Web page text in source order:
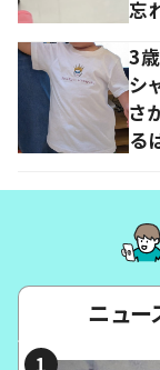
忘
3
シ
さ
る
ニュー